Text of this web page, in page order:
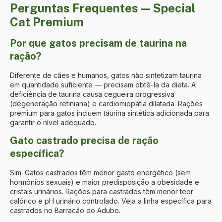
Perguntas Frequentes — Special
Cat Premium
Por que gatos precisam de taurina na
ração?
Diferente de cães e humanos, gatos não sintetizam taurina
em quantidade suficiente — precisam obtê-la da dieta. A
deficiência de taurina causa cegueira progressiva
(degeneração retiniana) e cardiomiopatia dilatada. Rações
premium para gatos incluem taurina sintética adicionada para
garantir o nível adequado.
Gato castrado precisa de ração
específica?
Sim. Gatos castrados têm menor gasto energético (sem
hormônios sexuais) e maior predisposição a obesidade e
cristais urinários. Rações para castrados têm menor teor
calórico e pH urinário controlado. Veja a linha específica para
castrados no Barracão do Adubo.